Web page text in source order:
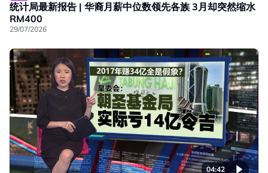
统计局最新报告 | 华裔月薪中位数领先各族 3月却突然缩水
RM400
29/07/2026
04:42